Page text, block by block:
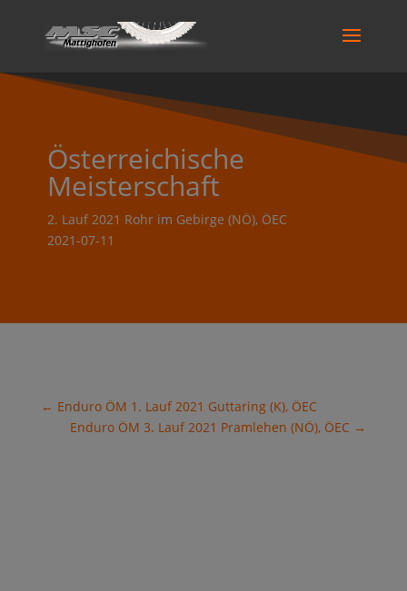
Österreichische
Meisterschaft
2. Lauf 2021 Rohr im Gebirge (NÖ), ÖEC
2021-07-11
← Enduro ÖM 1. Lauf 2021 Guttaring (K), ÖEC
Enduro ÖM 3. Lauf 2021 Pramlehen (NÖ), ÖEC →